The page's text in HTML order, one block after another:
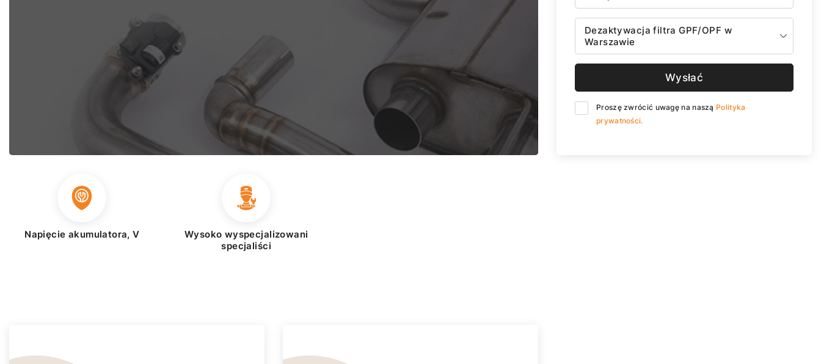
Dezaktywacja filtra GPF/OPF w
Warszawie
Wysłać
Proszę zwrócić uwagę na naszą Polityka
prywatności.
Napięcie akumulatora, V
Wysoko wyspecjalizowani
specjaliści